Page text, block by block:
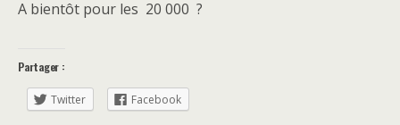
A bientôt pour les 20 000 ?
Partager :
Twitter Facebook